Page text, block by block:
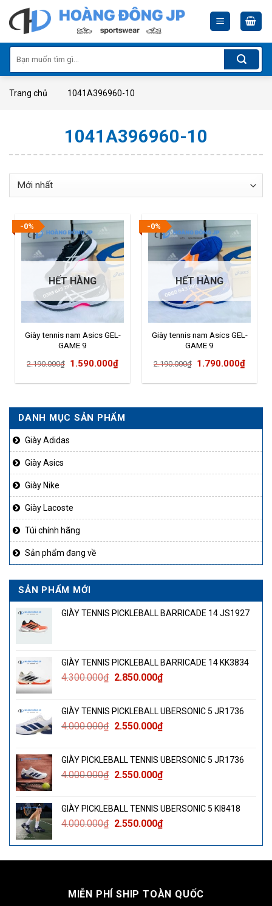
content
kiếm:
Trang chủ 1041A396960-10
1041A396960-10
-0%
HẾT HÀNG
Giày tennis nam Asics GEL-
GAME 9
2.190.000₫ Giá
2.190.000₫.
1.590.000₫Giá
là:
1.590.000₫.
-0%
HẾT HÀNG
Giày tennis nam Asics GEL-
GAME 9
2.190.000₫ Giá
2.190.000₫.
1.790.000₫Giá
là:
DANH MỤC SẢN PHẨM
Giày Adidas
Giày Asics
Giày Nike
Giày Lacoste
Túi chính hãng
Sản phẩm đang về
SẢN PHẨM MỚI
GIÀY TENNIS PICKLEBALL BARRICADE 14 JS1927
GIÀY TENNIS PICKLEBALL BARRICADE 14 KK3834
4.300.000₫ Giá
4.300.000₫.
2.850.000₫Giá
là:
2.850.000₫.
GIÀY TENNIS PICKLEBALL UBERSONIC 5 JR1736
4.000.000₫ Giá
4.000.000₫.
2.550.000₫Giá
là:
2.550.000₫.
GIÀY PICKLEBALL TENNIS UBERSONIC 5 JR1736
4.000.000₫ Giá
4.000.000₫.
2.550.000₫Giá
là:
2.550.000₫.
GIÀY PICKLEBALL TENNIS UBERSONIC 5 KI8418
4.000.000₫ Giá
là:
4.000.000₫.
2.550.000₫Giá
tại
là:
MIỄN PHÍ SHIP TOÀN QUỐC